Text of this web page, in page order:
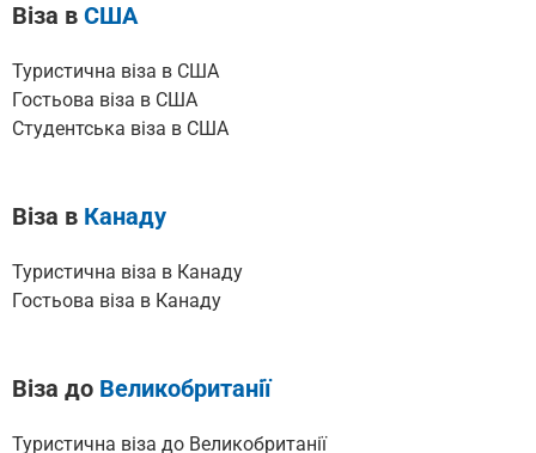
Віза в США
Туристична віза в США
Гостьова віза в США
Cтудентська віза в США
Віза в Канаду
Туристична віза в Канаду
Гостьова віза в Канаду
Віза до Великобританії
Туристична віза до Великобританії